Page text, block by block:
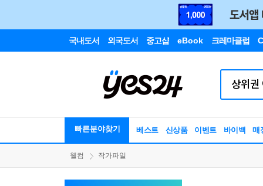
국내도서 외국도서 중고샵 eBook 크레마클럽
빠른분야찾기 베스트 신상품 이벤트 바이백 매
웰컴 작가파일